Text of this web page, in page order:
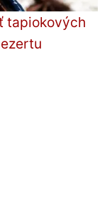
tapiokových